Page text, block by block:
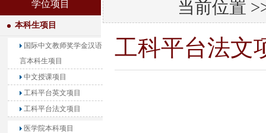
学位项目
本科生项目
国际中文教师奖学金汉语
言本科生项目
中文授课项目
工科平台英文项目
工科平台法文项目
医学院本科项目
当前位置
工科平台法文